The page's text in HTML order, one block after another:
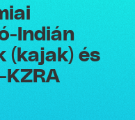
Indián
(kajak) és
KZRA